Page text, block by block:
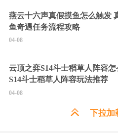
燕云十六声真假摸鱼怎么触发
鱼奇遇任务流程攻略
04-08
云顶之弈S14斗士稻草人阵容怎
S14斗士稻草人阵容玩法推荐
04-08
下拉加